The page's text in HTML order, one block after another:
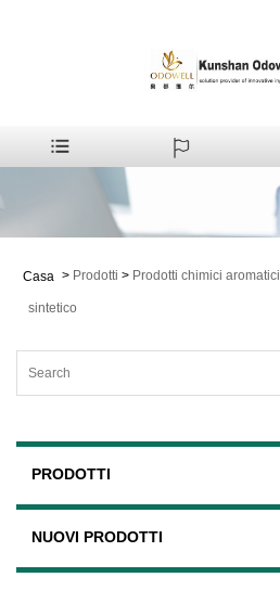
Casa > Prodotti > Prodotti chimici aromatici
sintetico
PRODOTTI
NUOVI PRODOTTI